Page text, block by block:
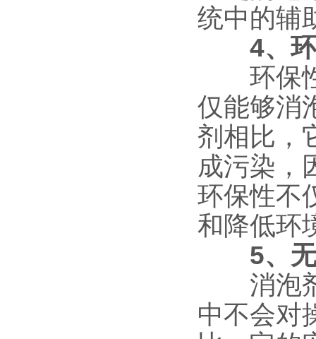
统中的辅
4、
环保性
仅能够消
剂相比，
成污染，
环保性不
和降低环
5、
消泡剂
中不会对